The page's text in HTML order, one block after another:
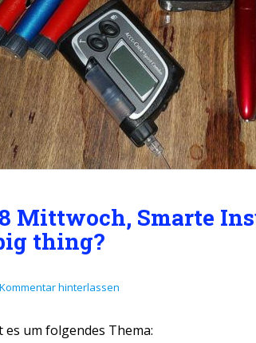
Mittwoch, Smarte
thing?
Kommentar hinterlassen
um folgendes Thema: